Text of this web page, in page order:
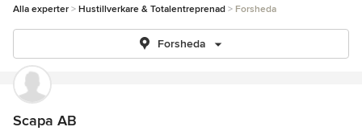
Alla experter Hustillverkare & Totalentreprenad Forsheda
Forsheda
Scapa AB